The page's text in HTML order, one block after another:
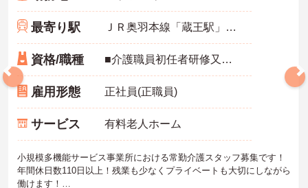
最寄り駅 ＪＲ奥羽本線「蔵王駅」バス・車10分
資格/職種 ■介護職員初任者研修又はホームヘルパー2級以上の資格をお持ちの方 ※未経験者相談可能 ■普通自動車運転免許
雇用形態 正社員(正職員)
サービス 有料老人ホーム
小規模多機能サービス事業所における常勤介護スタッフ募集です！
年間休日数110日以上！残業も少なくプライベートも大切にしながら
働けます！